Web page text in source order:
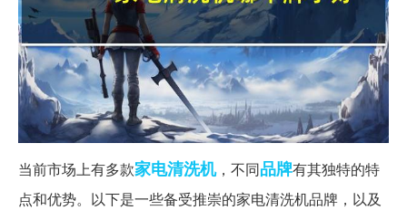
当前市场上有多款家电清洗机，不同品牌有其独特的特
点和优势。以下是一些备受推崇的家电清洗机品牌，以及